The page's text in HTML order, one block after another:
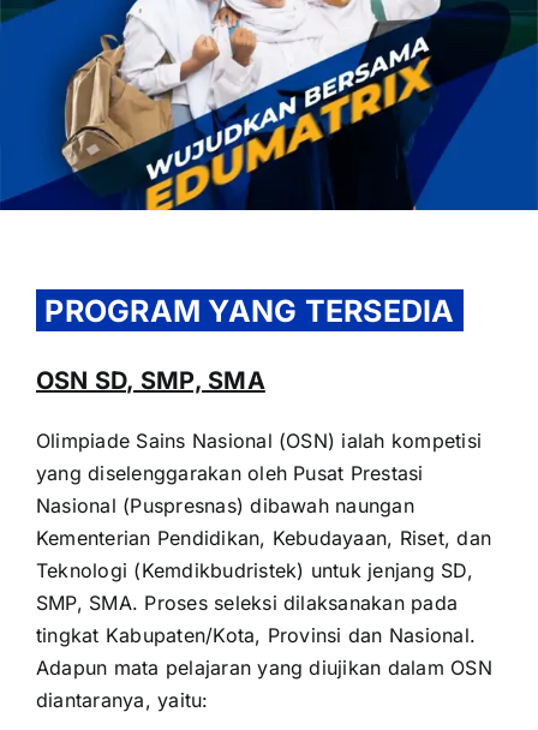
OUR PROGRAM
REGISTRATION
CONTACT US
PROGRAM YANG TERSEDIA
OSN SD, SMP, SMA
Olimpiade Sains Nasional (OSN) ialah kompetisi
yang diselenggarakan oleh Pusat Prestasi
Nasional (Puspresnas) dibawah naungan
Kementerian Pendidikan, Kebudayaan, Riset, dan
Teknologi (Kemdikbudristek) untuk jenjang SD,
SMP, SMA. Proses seleksi dilaksanakan pada
tingkat Kabupaten/Kota, Provinsi dan Nasional.
Adapun mata pelajaran yang diujikan dalam OSN
diantaranya, yaitu: